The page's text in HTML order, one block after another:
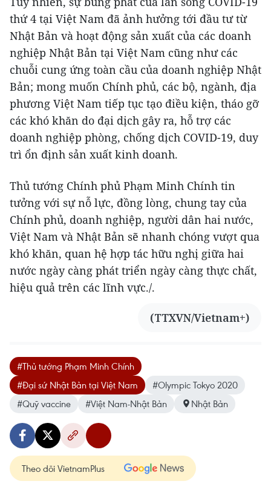
thứ 4 tại Việt Nam đã ảnh hưởng tới đầu tư từ
Nhật Bản và hoạt động sản xuất của các doanh
nghiệp Nhật Bản tại Việt Nam cũng như các
chuỗi cung ứng toàn cầu của doanh nghiệp Nhật
Bản; mong muốn Chính phủ, các bộ, ngành, địa
phương Việt Nam tiếp tục tạo điều kiện, tháo gỡ
các khó khăn do đại dịch gây ra, hỗ trợ các
doanh nghiệp phòng, chống dịch COVID-19, duy
trì ổn định sản xuất kinh doanh.
Thủ tướng Chính phủ Phạm Minh Chính tin
tưởng với sự nỗ lực, đồng lòng, chung tay của
Chính phủ, doanh nghiệp, người dân hai nước,
Việt Nam và Nhật Bản sẽ nhanh chóng vượt qua
khó khăn, quan hệ hợp tác hữu nghị giữa hai
nước ngày càng phát triển ngày càng thực chất,
hiệu quả trên các lĩnh vực./.
(TTXVN/Vietnam+)
#Thủ tướng Phạm Minh Chính
#Đại sứ Nhật Bản tại Việt Nam
#Olympic Tokyo 2020
#Quỹ vaccine
#Việt Nam-Nhật Bản Nhật Bản
Theo dõi VietnamPlus